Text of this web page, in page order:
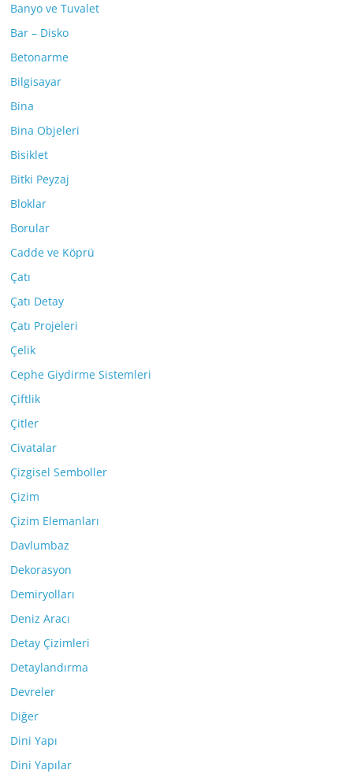
Banyo ve Tuvalet
Bar – Disko
Betonarme
Bilgisayar
Bina
Bina Objeleri
Bisiklet
Bitki Peyzaj
Bloklar
Borular
Cadde ve Köprü
Çatı
Çatı Detay
Çatı Projeleri
Çelik
Cephe Giydirme Sistemleri
Çiftlik
Çitler
Civatalar
Çizgisel Semboller
Çizim
Çizim Elemanları
Davlumbaz
Dekorasyon
Demiryolları
Deniz Aracı
Detay Çizimleri
Detaylandırma
Devreler
Diğer
Dini Yapı
Dini Yapılar